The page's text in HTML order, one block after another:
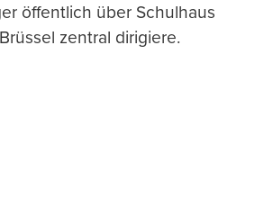
öffentlich über Schulhaus
zentral dirigiere.